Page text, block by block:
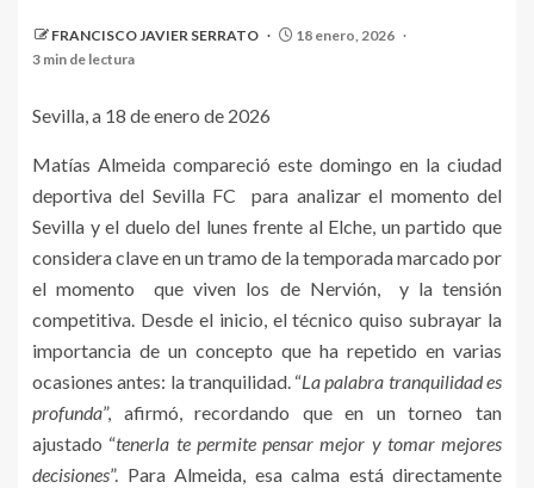
FRANCISCO JAVIER SERRATO
18 enero, 2026
3 min de lectura
Sevilla, a 18 de enero de 2026
Matías Almeida compareció este domingo en la ciudad
deportiva del Sevilla FC para analizar el momento del
Sevilla y el duelo del lunes frente al Elche, un partido que
considera clave en un tramo de la temporada marcado por
el momento que viven los de Nervión, y la tensión
competitiva. Desde el inicio, el técnico quiso subrayar la
importancia de un concepto que ha repetido en varias
ocasiones antes: la tranquilidad. “La palabra tranquilidad es
profunda”, afirmó, recordando que en un torneo tan
ajustado “tenerla te permite pensar mejor y tomar mejores
decisiones”. Para Almeida, esa calma está directamente